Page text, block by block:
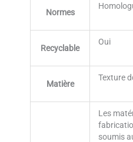
Normes
Recyclable
Oui
Matière
Texture
Les
soumis